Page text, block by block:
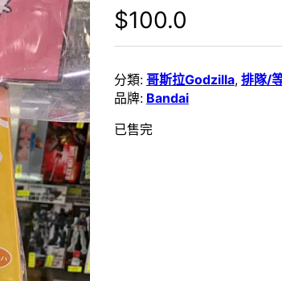
$100.0
分類: 哥斯拉Godzilla, 排隊/
品牌: Bandai
已售完